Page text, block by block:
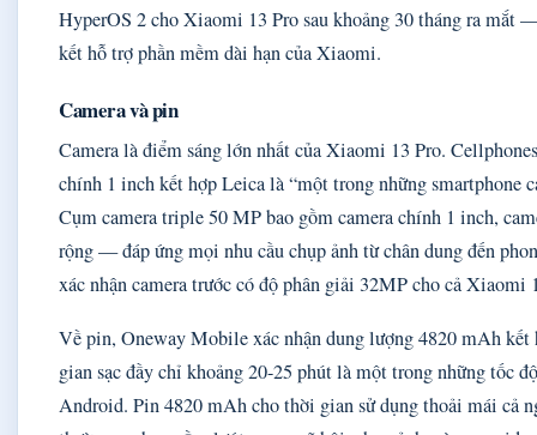
HyperOS 2 cho Xiaomi 13 Pro sau khoảng 30 tháng ra mắt
kết hỗ trợ phần mềm dài hạn của Xiaomi.
Camera và pin
Camera là điểm sáng lớn nhất của Xiaomi 13 Pro.
chính 1 inch kết hợp Leica là “một trong những smartphone
Cụm camera triple 50 MP bao gồm camera chính 1 inch,
rộng — đáp ứng mọi nhu cầu chụp ảnh từ chân dung đến
xác nhận camera trước có độ phân giải 32MP cho cả Xiaomi
Về pin, Oneway Mobile xác nhận dung lượng 4820 mAh kết
gian sạc đầy chỉ khoảng 20-25 phút là một trong những tốc
Android. Pin 4820 mAh cho thời gian sử dụng thoải mái cả